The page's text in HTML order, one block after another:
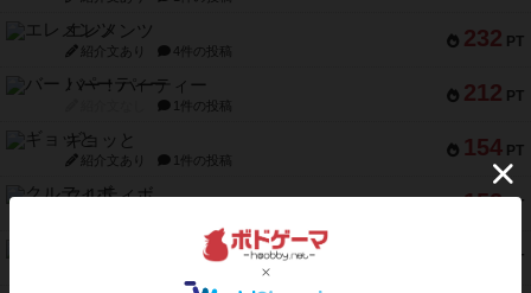
232 PT
エレメンツ
紹介文あり 4件の投稿
212 PT
バー！パーティー
1件の投稿
154 PT
ギョッと
紹介文あり 1件の投稿
152 PT
クルティボ
PT